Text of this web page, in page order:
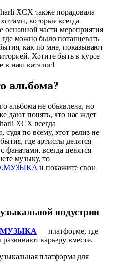
XCX также порадовала
которые всегда
части мероприятия
где можно было потанцевать
как по мне, показывают
Хотите быть в курсе
в наш каталог!
альбома?
альбома не объявлена, но
дают понять, что нас ждет
XCX всегда
судя по всему, этот релиз не
где артисты делятся
фанатами, всегда ценятся
музыку, то
и покажите свои
индустрии
— платформе, где
карьеру вместе.
платформа для